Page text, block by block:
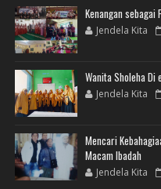
Kenangan sebagai
Jendela Kita
Wanita Sholeha Di
Jendela Kita
Mencari
Macam Ibadah
Jendela Kita